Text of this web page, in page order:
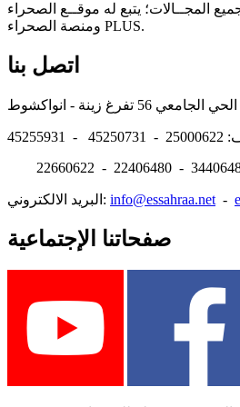
المجــالات؛ يتبع له موقــع الصحراء
ومنصة الصحراء PLUS.
اتصل بنا
45255931
22660622 - 22406480 -
البريد الالكتروني: info@essahraa.net -
صفحاتنا الإجتماعية